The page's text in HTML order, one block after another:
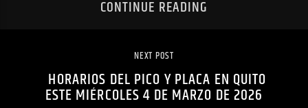
CONTINUE READING
NEXT POST
HORARIOS DEL PICO Y PLACA EN QUITO
ESTE MIÉRCOLES 4 DE MARZO DE 2026